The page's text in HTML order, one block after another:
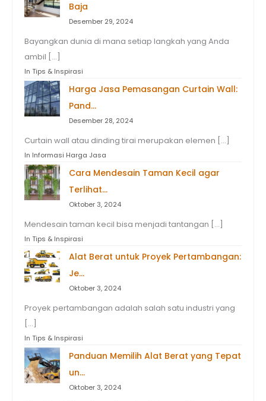
Baja
Desember 29, 2024
Bayangkan dunia di mana setiap langkah yang Anda
ambil […]
In Tips & Inspirasi
Harga Jasa Pemasangan Curtain Wall:
Pand…
Desember 28, 2024
Curtain wall atau dinding tirai merupakan elemen […]
In Informasi Harga Jasa
Cara Mendesain Taman Kecil agar
Terlihat…
Oktober 3, 2024
Mendesain taman kecil bisa menjadi tantangan […]
In Tips & Inspirasi
Alat Berat untuk Proyek Pertambangan:
Je…
Oktober 3, 2024
Proyek pertambangan adalah salah satu industri yang
[…]
In Tips & Inspirasi
Panduan Memilih Alat Berat yang Tepat
un…
Oktober 3, 2024